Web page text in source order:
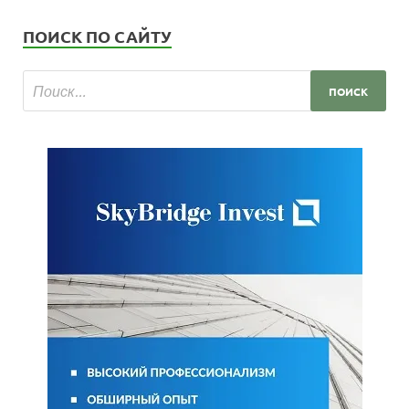
ПОИСК ПО САЙТУ